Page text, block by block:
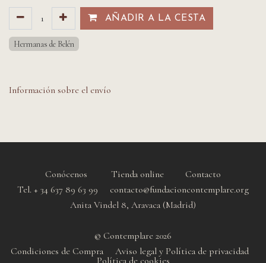
AÑADIR A LA CESTA​​
Hermanas de Belén
Información sobre el envío
Conócenos Tienda online
Contacto
Tel. + 34 637 89 63 99 contacto@fundacioncontemplare.org
Anita Vindel 8, Aravaca (Madrid)
© Contemplare 2026
Condiciones de Compra
Aviso legal y Política de privacidad